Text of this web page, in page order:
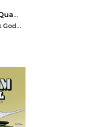
Rogue Trooper : Quand Meurt Un G. I.
Garth Ennis-Patrick Goddard